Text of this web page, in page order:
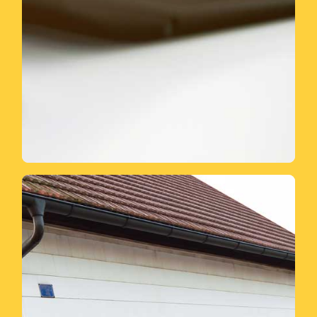
Nach der Besichtigung
erstellen wir Ihnen en